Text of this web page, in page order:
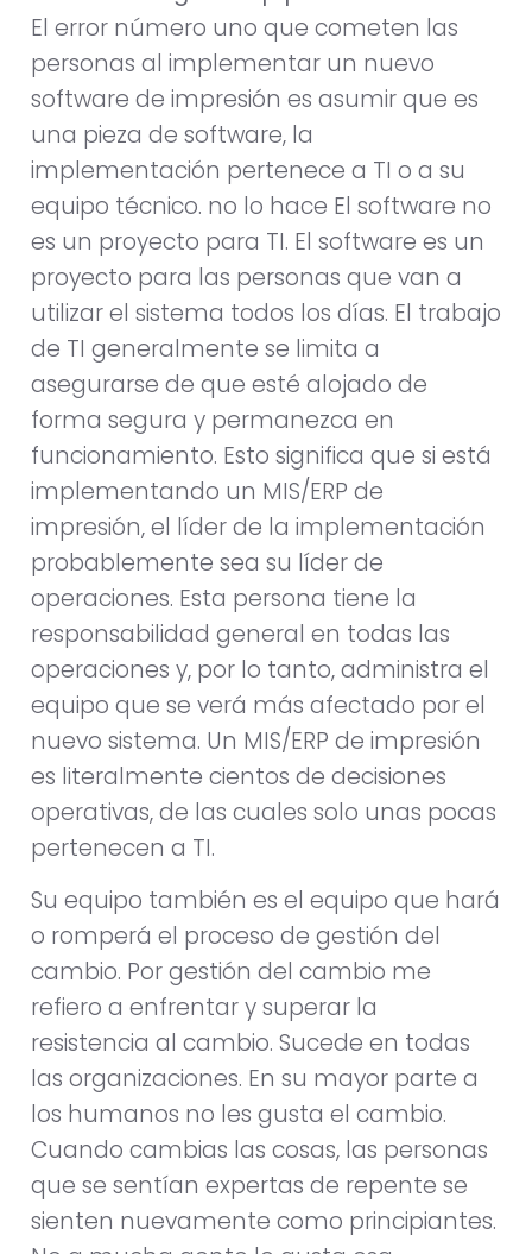
El error número uno que cometen las
personas al implementar un nuevo
software de impresión es asumir que es
una pieza de software, la
implementación pertenece a TI o a su
equipo técnico. no lo hace El software no
es un proyecto para TI. El software es un
proyecto para las personas que van a
utilizar el sistema todos los días. El trabajo
de TI generalmente se limita a
asegurarse de que esté alojado de
forma segura y permanezca en
funcionamiento. Esto significa que si está
implementando un MIS/ERP de
impresión, el líder de la implementación
probablemente sea su líder de
operaciones. Esta persona tiene la
responsabilidad general en todas las
operaciones y, por lo tanto, administra el
equipo que se verá más afectado por el
nuevo sistema. Un MIS/ERP de impresión
es literalmente cientos de decisiones
operativas, de las cuales solo unas pocas
pertenecen a TI.
Su equipo también es el equipo que hará
o romperá el proceso de gestión del
cambio. Por gestión del cambio me
refiero a enfrentar y superar la
resistencia al cambio. Sucede en todas
las organizaciones. En su mayor parte a
los humanos no les gusta el cambio.
Cuando cambias las cosas, las personas
que se sentían expertas de repente se
sienten nuevamente como principiantes.